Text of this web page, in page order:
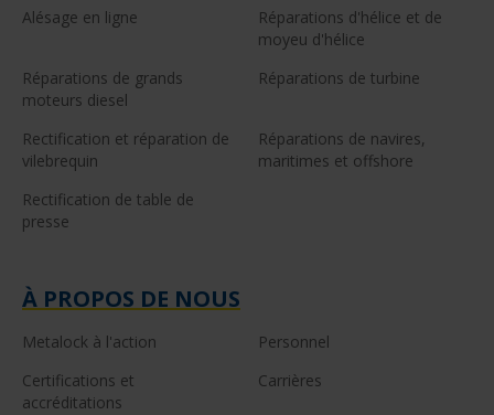
Alésage en ligne
Réparations d'hélice et de
moyeu d'hélice
Réparations de grands
moteurs diesel
Réparations de turbine
Rectification et réparation de
vilebrequin
Réparations de navires,
maritimes et offshore
Rectification de table de
presse
À PROPOS DE NOUS
Metalock à l'action
Personnel
Certifications et
accréditations
Carrières